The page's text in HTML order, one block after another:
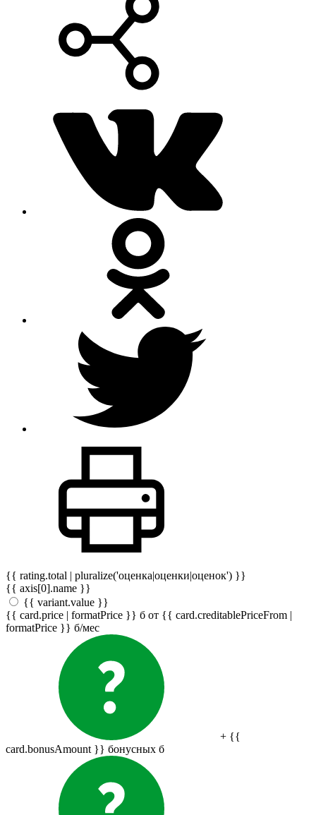
{{ rating.total | pluralize('оценка|оценки|оценок') }}
{{ axis[0].name }}
{{ variant.value }}
{{ card.price | formatPrice }} б от {{ card.creditablePriceFrom |
formatPrice }} б/мес
+ {{
card.bonusAmount }} бонусных б